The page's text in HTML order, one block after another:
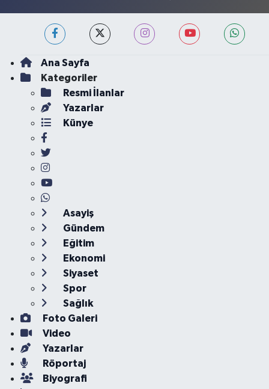
Ana Sayfa
Kategoriler
Resmi İlanlar
Yazarlar
Künye
Asayiş
Gündem
Eğitim
Ekonomi
Siyaset
Spor
Sağlık
Foto Galeri
Video
Yazarlar
Röportaj
Biyografi